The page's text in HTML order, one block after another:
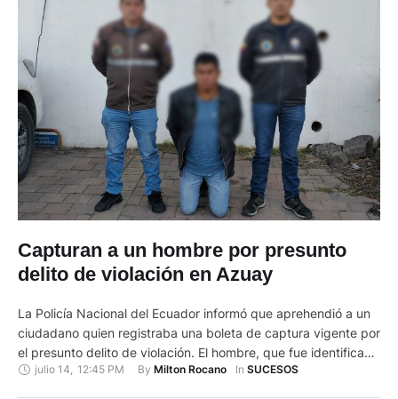
Capturan a un hombre por presunto
delito de violación en Azuay
La Policía Nacional del Ecuador informó que aprehendió a un
ciudadano quien registraba una boleta de captura vigente por
el presunto delito de violación. El hombre, que fue identificado
como Juan C., fue capturado en el cantón Santa Isabel el
julio 14 12:45 PM By Milton Rocano In SUCESOS